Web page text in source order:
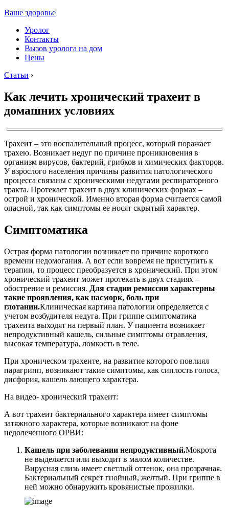
Ваше здоровье
Уролог
Контакты
Вызов уролога на дом
Цены
Статьи ›
Как лечить хронический трахеит в
домашних условиях
Трахеит – это воспалительный процесс, который поражает
трахею. Возникает недуг по причине проникновения в
организм вирусов, бактерий, грибков и химических факторов.
У взрослого населения причины развития патологического
процесса связаны с хроническими недугами респираторного
тракта. Протекает трахеит в двух клинических формах –
острой и хронической. Именно вторая форма считается самой
опасной, так как симптомы ее носят скрытый характер.
Симптоматика
Острая форма патологии возникает по причине короткого
времени недомогания. А вот если вовремя не приступить к
терапии, то процесс преобразуется в хронический. При этом
хронический трахеит может протекать в двух стадиях –
обострение и ремиссия. Для стадии ремиссии характерны
такие проявления, как насморк, боль при
глотании.Клиническая картина патологии определяется с
учетом возбудителя недуга. При гриппе симптоматика
трахеита выходят на первый план. У пациента возникает
непродуктивный кашель, сильные симптомы отравления,
высокая температура, ломкость в теле.
При хроническом трахеите, на развитие которого повлиял
парагрипп, возникают такие симптомы, как сиплость голоса,
дисфория, кашель лающего характера.
На видео- хронический трахеит:
А вот трахеит бактериального характера имеет симптомы
затяжного характера, которые возникают на фоне
недолеченного ОРВИ:
Кашель при заболевании непродуктивный.Мокрота
не выделяется или выходит в малом количестве.
Вирусная слизь имеет светлый оттенок, она прозрачная.
Бактериальный секрет гнойный, желтый. При гриппе в
ней можно обнаружить кровянистые прожилки.